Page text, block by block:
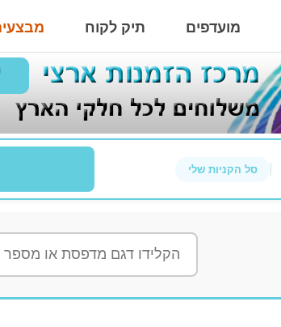
מועדפים תיק לקוח
סל הקניות שלי